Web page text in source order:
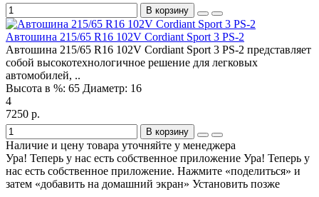
В корзину
Автошина 215/65 R16 102V Cordiant Sport 3 PS-2
Автошина 215/65 R16 102V Cordiant Sport 3 PS-2 представляет
собой высокотехнологичное решение для легковых
автомобилей, ..
Высота в %: 65 Диаметр: 16
4
7250 р.
В корзину
Наличие и цену товара уточняйте у менеджера
Ура! Теперь у нас есть собственное приложение Ура! Теперь у
нас есть собственное приложение. Нажмите «поделиться» и
затем «добавить на домашний экран» Установить позже